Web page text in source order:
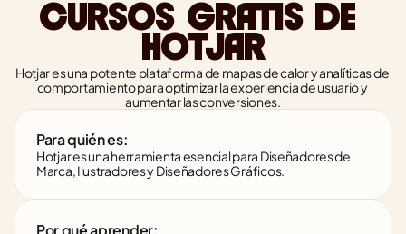
CURSOS GRATIS DE
HOTJAR
Hotjar es una potente plataforma de mapas de calor y analíticas de
comportamiento para optimizar la experiencia de usuario y
aumentar las conversiones.
Para quién es:
Hotjar es una herramienta esencial para Diseñadores de
Marca, Ilustradores y Diseñadores Gráficos.
Por qué aprender: